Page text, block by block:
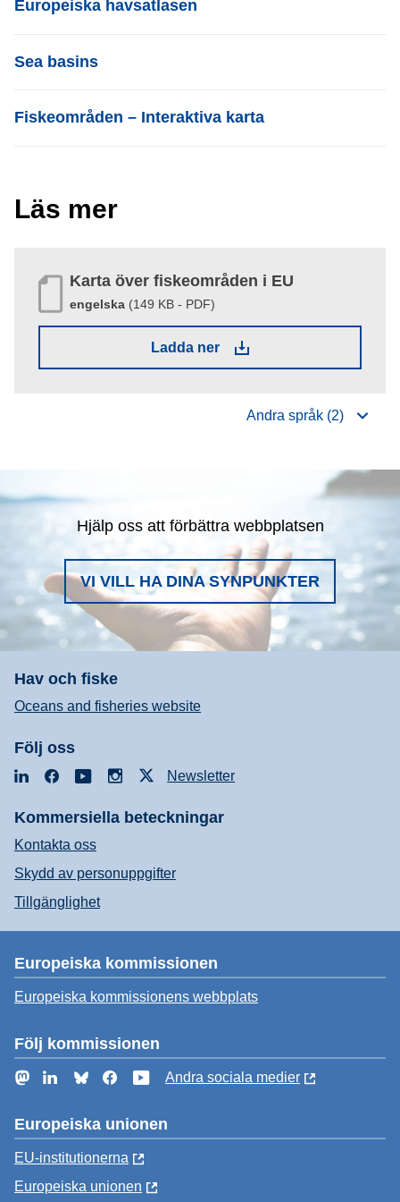
Europeiska havsatlasen
List item
Sea basins
List item
Fiskeområden – Interaktiva karta
Läs mer
Karta över fiskeområden i EU
engelska (149 KB - PDF)
Ladda ner(149 KB - PDF)
Andra språk (2)
Hjälp oss att förbättra webbplatsen
VI VILL HA DINA SYNPUNKTER
Hav och fiske
Oceans and fisheries website
Följ oss
LinkedInFacebookYouTubeInstagramNewsletter
Kommersiella beteckningar
Kontakta oss
Skydd av personuppgifter
Tillgänglighet
Europeiska kommissionen
Europeiska kommissionens webbplats
Följ kommissionen
MastodonLinkedInBlueskyFacebookYouTube
Andra sociala medier
Europeiska unionen
EU-institutionerna
Europeiska unionen